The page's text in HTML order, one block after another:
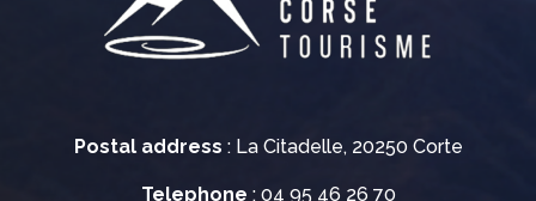
Postal address : La Citadelle, 20250 Corte
Telephone : 04 95 46 26 70